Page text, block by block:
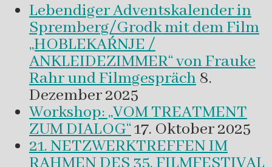
Lebendiger Adventskalender in
Spremberg/Grodk mit dem Film
„HOBLEKAŔNJE /
ANKLEIDEZIMMER“ von Frauke
Rahr und Filmgespräch 8.
Dezember 2025
Workshop: „VOM TREATMENT
ZUM DIALOG“17. Oktober 2025
21. NETZWERKTREFFEN IM